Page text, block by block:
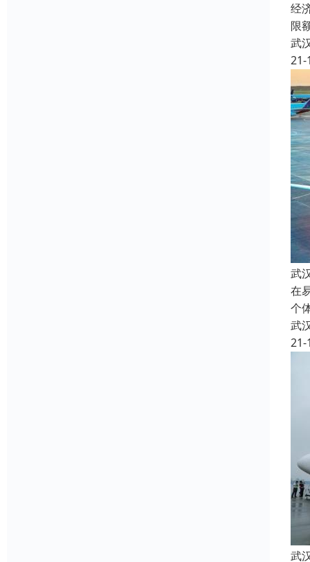
经
限
武
21-
武
在
个
武
21-
武